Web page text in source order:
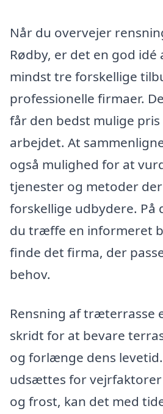
Når du overvejer
Rødby, er det en god
mindst tre forskellige
professionelle firmaer.
får den bedst mulige
arbejdet. At
også mulighed for at
tjenester og metoder
forskellige udbydere. På
du træffe en informeret
finde det firma, der
behov.
Rensning af træterrasse
skridt for at bevare
og forlænge dens
udsættes for vejrfaktorer
og frost, kan det med